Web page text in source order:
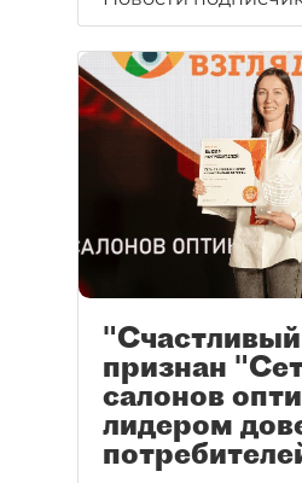
"Счастливый
признан
салонов
лидером